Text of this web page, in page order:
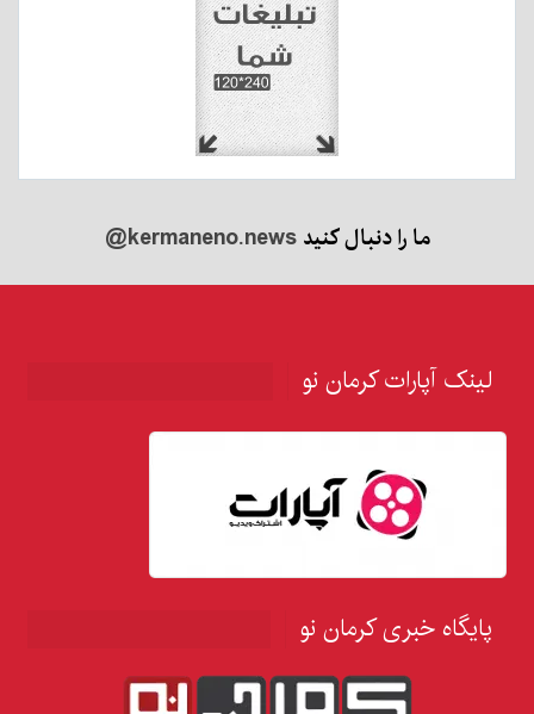
ما را دنبال کنید@kermaneno.news
لینک آپارات کرمان نو
پایگاه خبری کرمان نو